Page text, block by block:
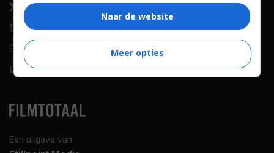
Een uitgave van
X (Twitter)
LinkedIn
RSS-feed
WhatsApp
Nieuws
Netflix
Films op tv
Bioscoop
Naar de website
Meer opties